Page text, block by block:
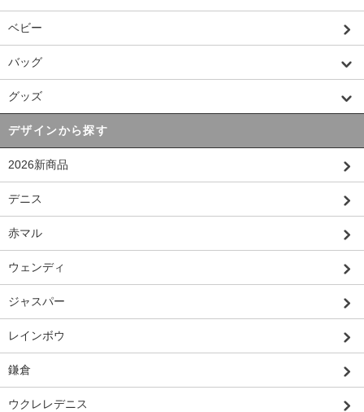
ベビー
バッグ
グッズ
デザインから探す
2026新商品
デニス
赤マル
ウェンディ
ジャスパー
レインボウ
鎌倉
ウクレレデニス